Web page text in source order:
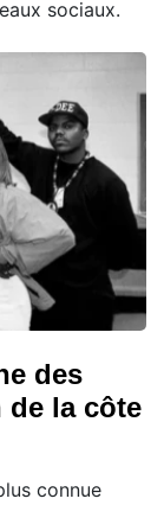
sociaux.
des
la côte
connue